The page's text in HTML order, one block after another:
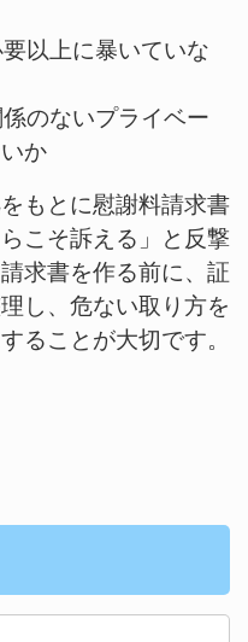
以上に暴いていな
のないプライベー
か
もとに慰謝料請求書
こそ訴える」と反撃
求書を作る前に、証
し、危ない取り方を
ることが大切です。